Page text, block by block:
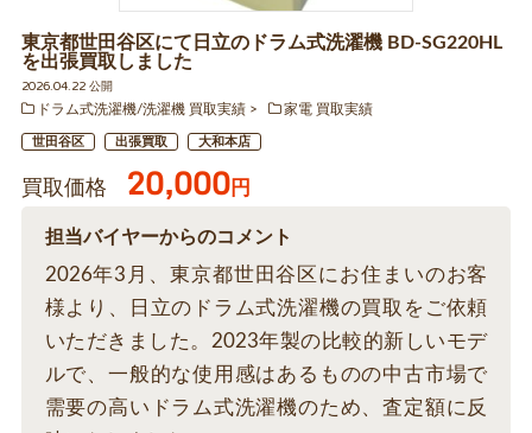
東京都世田谷区にて日立のドラム式洗濯機 BD-SG220HL
を出張買取しました
2026.04.22 公開
ドラム式洗濯機/洗濯機 買取実績
家電 買取実績
世田谷区 出張買取 大和本店
買取価格 20,000円
担当バイヤーからのコメント
2026年3月、東京都世田谷区にお住まいのお客
様より、日立のドラム式洗濯機の買取をご依頼
いただきました。2023年製の比較的新しいモデ
ルで、一般的な使用感はあるものの中古市場で
需要の高いドラム式洗濯機のため、査定額に反